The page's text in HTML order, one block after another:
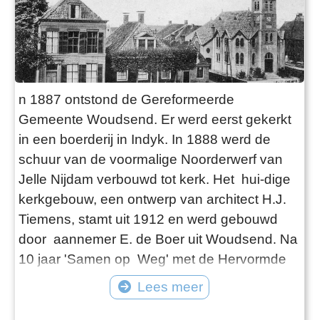
n 1887 ontstond de Gereformeerde
Gemeente Woudsend. Er werd eerst gekerkt
in een boerderij in Indyk. In 1888 werd de
schuur van de voormalige Noorderwerf van
Jelle Nijdam verbouwd tot kerk. Het hui-dige
kerkgebouw, een ontwerp van architect H.J.
Tiemens, stamt uit 1912 en werd gebouwd
door aannemer E. de Boer uit Woudsend. Na
10 jaar 'Samen op Weg' met de Hervormde
gemeente werd in 1998 besloten om verder
te kerken in de Karmel kerk. Medio 2000 is
Lees meer